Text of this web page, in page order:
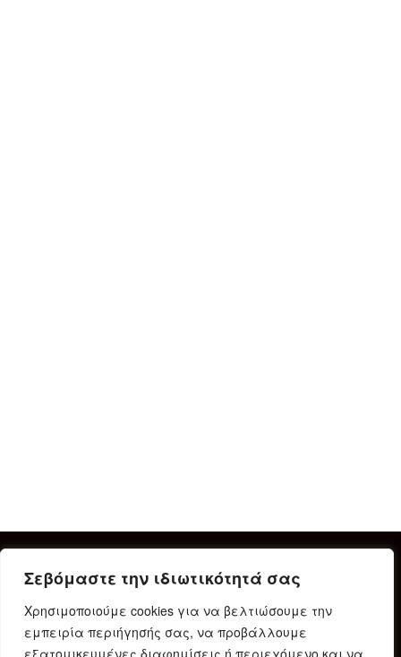
Σεβόμαστε την ιδιωτικότητά σας
Χρησιμοποιούμε cookies για να βελτιώσουμε την
εμπειρία περιήγησής σας, να προβάλλουμε
εξατομικευμένες διαφημίσεις ή περιεχόμενο και να